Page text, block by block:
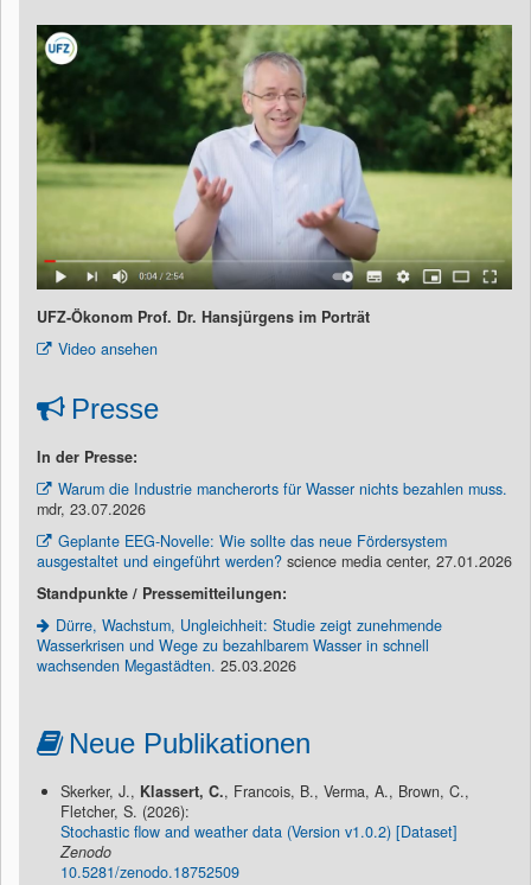
UFZ-Ökonom Prof. Dr. Hansjürgens im Porträt
Video ansehen
Presse
In der Presse:
Warum die Industrie mancherorts für Wasser nichts bezahlen muss.
mdr, 23.07.2026
Geplante EEG-Novelle: Wie sollte das neue Fördersystem
ausgestaltet und eingeführt werden? science media center, 27.01.2026
Standpunkte / Pressemitteilungen:
Dürre, Wachstum, Ungleichheit: Studie zeigt zunehmende
Wasserkrisen und Wege zu bezahlbarem Wasser in schnell
wachsenden Megastädten. 25.03.2026
Neue Publikationen
Skerker, J., Klassert, C., Francois, B., Verma, A., Brown, C.,
Fletcher, S. (2026):
Stochastic flow and weather data (Version v1.0.2) [Dataset]
Zenodo
10.5281/zenodo.18752509